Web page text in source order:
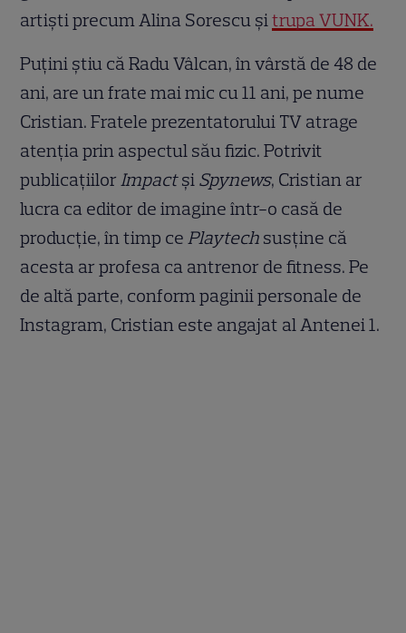
artiști precum Alina Sorescu șitrupa VUNK.
Puțini știu că Radu Vâlcan, în vârstă de 48 de
ani, are un frate mai mic cu 11 ani, pe nume
Cristian. Fratele prezentatorului TV atrage
atenția prin aspectul său fizic. Potrivit
publicațiilorImpactși Spynews, Cristian ar
lucra ca editor de imagine într-o casă de
producție, în timp cePlaytech susține că
acesta ar profesa ca antrenor de fitness. Pe
de altă parte, conform paginii personale de
Instagram, Cristian este angajat al Antenei 1.